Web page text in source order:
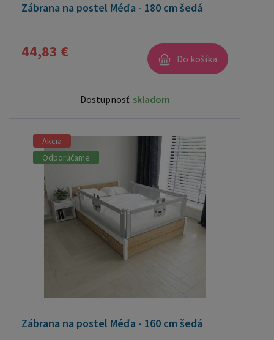
Zábrana na postel Méďa - 180 cm šedá
44,83 € Do košíka
Dostupnosť: skladom
Akcia
Odporúčame
Zábrana na postel Méďa - 160 cm šedá